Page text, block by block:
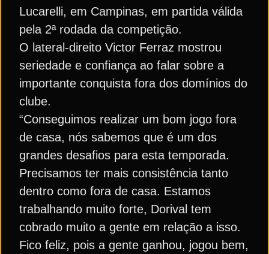
Lucarelli, em Campinas, em partida válida
pela 2ª rodada da competição.
O lateral-direito Victor Ferraz mostrou
seriedade e confiança ao falar sobre a
importante conquista fora dos domínios do
clube.
“Conseguimos realizar um bom jogo fora
de casa, nós sabemos que é um dos
grandes desafios para esta temporada.
Precisamos ter mais consistência tanto
dentro como fora de casa. Estamos
trabalhando muito forte, Dorival tem
cobrado muito a gente em relação a isso.
Fico feliz, pois a gente ganhou, jogou bem,